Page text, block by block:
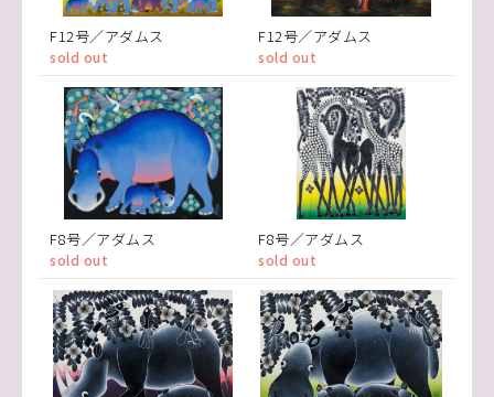
F12号／アダムス
sold out
F12号／アダムス
sold out
F8号／アダムス
sold out
F8号／アダムス
sold out